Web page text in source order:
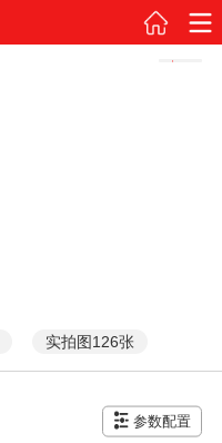
实拍图126张
参数配置